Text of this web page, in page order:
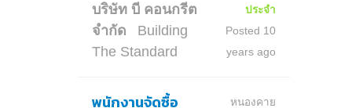
บริษัท บี คอนกรีต
จำกัด
Building
The Standard
ประจำ
Posted 10
years ago
พนักงานจัดซื้อ หนองคาย